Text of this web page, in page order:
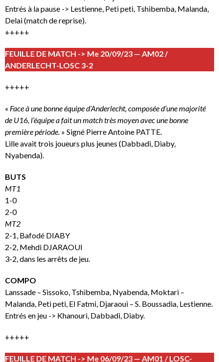
Entrés à la pause -> Lestienne, Peti peti, Tshibemba, Malanda,
Delai (match de reprise).
+++++
FEUILLE DE MATCH -> Me 20/09/23 — AM02 /
ANDERLECHT-LOSC 3-2
+++++
« Face à une bonne équipe d’Anderlecht, composée d’une majorité
de U16, l’équipe a fait un match très moyen avec une bonne
première période. » Signé Pierre Antoine PATTE.
Lille avait trois joueurs plus jeunes (Dabbadi, Diaby,
Nyabenda).
BUTS
MT1
1-0
2-0
MT2
2-1, Bafodé DIABY
2-2, Mehdi DJARAOUI
3-2, dans les arrêts de jeu.
COMPO
Lanssade – Sissoko, Tshibemba, Nyabenda, Moktari –
Malanda, Peti peti, El Fatmi, Djaraoui – S. Boussadia, Lestienne.
Entrés en jeu -> Khanouri, Dabbadi, Diaby.
+++++
FEUILLE DE MATCH -> Me 06/09/23 — AM01 / LOSC-